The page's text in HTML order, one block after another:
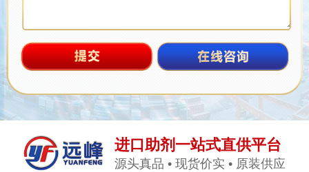
进口助剂一站式直供平台
源头真品 • 现货价实 • 原装供应